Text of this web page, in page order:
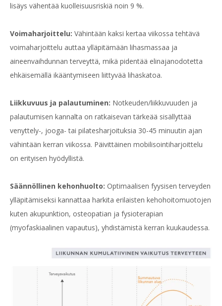
lisäys vähentää kuolleisuusriskiä noin 9 %.
Voimaharjoittelu: Vähintään kaksi kertaa viikossa tehtävä
voimaharjoittelu auttaa ylläpitämään lihasmassaa ja
aineenvaihdunnan terveyttä, mikä pidentää elinajanodotetta
ehkäisemällä ikääntymiseen liittyvää lihaskatoa.
Liikkuvuus ja palautuminen: Notkeuden/liikkuvuuden ja
palautumisen kannalta on ratkaisevan tärkeää sisällyttää
venyttely-, jooga- tai pilatesharjoituksia 30-45 minuutin ajan
vähintään kerran viikossa. Päivittäinen mobilisointiharjoittelu
on erityisen hyödyllistä.
Säännöllinen kehonhuolto: Optimaalisen fyysisen terveyden
ylläpitämiseksi kannattaa harkita erilaisten kehohoitomuotojen
kuten akupunktion, osteopatian ja fysioterapian
(myofaskiaalinen vapautus), yhdistämistä kerran kuukaudessa.